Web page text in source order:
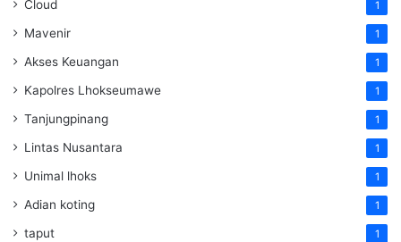
Cloud 1
Mavenir 1
Akses Keuangan 1
Kapolres Lhokseumawe 1
Tanjungpinang 1
Lintas Nusantara 1
Unimal lhoks 1
Adian koting 1
taput 1